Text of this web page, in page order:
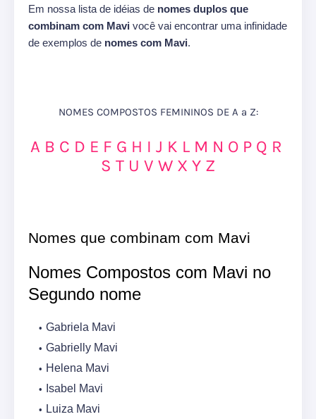
Em nossa lista de idéias de nomes duplos que
combinam com Mavi você vai encontrar uma infinidade
de exemplos de nomes com Mavi.
NOMES COMPOSTOS FEMININOS DE A a Z:
A B C D E F G H I J K L M N O P Q R
S T U V W X Y Z
Nomes que combinam com Mavi
Nomes Compostos com Mavi no
Segundo nome
Gabriela Mavi
Gabrielly Mavi
Helena Mavi
Isabel Mavi
Luiza Mavi